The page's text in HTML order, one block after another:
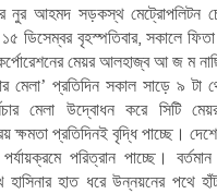
নুর আহমদ সড়কস্থ মেট্রোপলিটন
১৫ ডিসেম্বর বৃহস্পতিবার, সকালে
কর্পোরেশনের মেয়র আলহাজ্ব আ জ ম
মেলা’ প্রতিদিন সকাল সাড়ে ৯
মেলা উদ্বোধন করে সিটি
ক্ষমতা প্রতিদিনই বৃদ্ধি পাচ্ছে।
পরিত্রান পাচ্ছে। বর্তমান
হাত ধরে উন্নয়নের পথে